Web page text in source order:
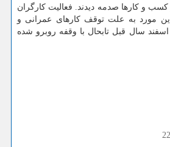
و كارها صدمه دیدند. فعالیت كارگران
مورد به علت توقف كارهای عمرانی و
سال قبل تابحال با وقفه روبرو شده